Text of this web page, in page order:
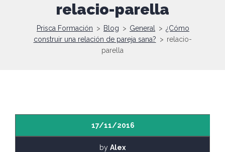
relacio-parella
Prisca Formación > Blog > General > ¿Cómo
construir una relación de pareja sana? > relacio-
parella
17/11/2016
by Alex